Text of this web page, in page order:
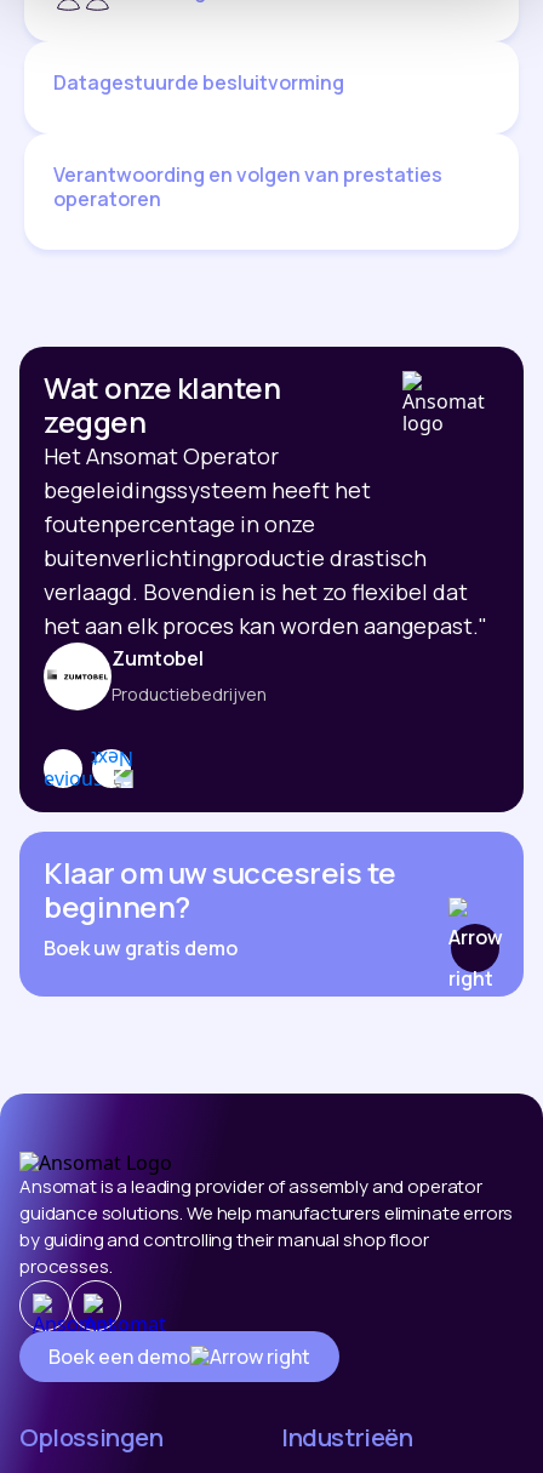
Datagestuurde besluitvorming
Verantwoording en volgen van prestaties
operatoren
Wat onze klanten
zeggen
Het Ansomat Operator
begeleidingssysteem heeft het
foutenpercentage in onze
buitenverlichtingproductie drastisch
verlaagd. Bovendien is het zo flexibel dat
het aan elk proces kan worden aangepast."
Zumtobel
Productiebedrijven
Klaar om uw succesreis te
beginnen?
Boek uw gratis demo
Ansomat is a leading provider of assembly and operator
guidance solutions. We help manufacturers eliminate errors
by guiding and controlling their manual shop floor
processes.
Boek een demo
Oplossingen Industrieën